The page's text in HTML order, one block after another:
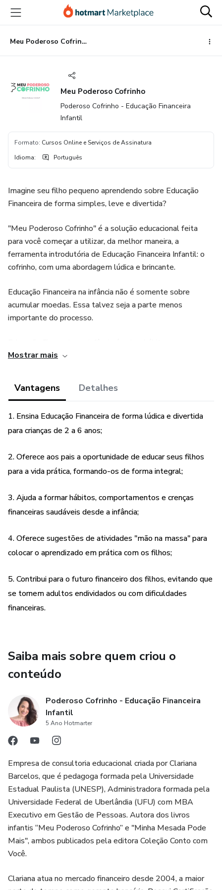
para
conteúdo
principal
para
pagamento
para
rodapé
Meu Poderoso Cofrinho
Meu Poderoso Cofrinho
Poderoso Cofrinho - Educação Financeira
Infantil
Formato: Cursos Online e Serviços de Assinatura
Idioma: Português
Imagine seu filho pequeno aprendendo sobre Educação
Financeira de forma simples, leve e divertida?
"Meu Poderoso Cofrinho" é a solução educacional feita
para você começar a utilizar, da melhor maneira, a
ferramenta introdutória de Educação Financeira Infantil: o
cofrinho, com uma abordagem lúdica e brincante.
Educação Financeira na infância não é somente sobre
acumular moedas. Essa talvez seja a parte menos
importante do processo.
comportamentos, crenças e oferecer os melhores
A inteligência financeira de uma pessoa começa a ser
precisamos ir além, demonstrar o poder que temos nas
mãos quando pensamos no consumo e nas questões
O curso é composto por 12 aulas gravadas para os pais e 6
Os bônus são compostos por vídeos que oferecem
sugestões de atividades "mão na massa" tendo a criança
processo de aprendizado.
Recomendado para pais que:
- Se preocupam com o futuro financeiro dos seus filhos;
- Acreditam que educação é o melhor investimento que
forma integral;
perguntam sobre como funciona o dinheiro e como ganhá-
- Se preocupam que seus filhos sejam consumistas e se
tornem adultos endividados ou com dificuldades
financeiras no futuro;
- Concordam que a primeira infância é o melhor momento
para começar.
Faixa etária: crianças de 2 a 6 anos
Mostrar mais
Vantagens Detalhes
1. Ensina Educação Financeira de forma lúdica e divertida
para crianças de 2 a 6 anos;
2. Oferece aos pais a oportunidade de educar seus filhos
para a vida prática, formando-os de forma integral;
3. Ajuda a formar hábitos, comportamentos e crenças
financeiras saudáveis desde a infância;
4. Oferece sugestões de atividades "mão na massa" para
colocar o aprendizado em prática com os filhos;
5. Contribui para o futuro financeiro dos filhos, evitando que
se tornem adultos endividados ou com dificuldades
financeiras.
Saiba mais sobre quem criou o
conteúdo
Poderoso Cofrinho - Educação Financeira
Infantil
5 Ano Hotmarter
Empresa de consultoria educacional criada por Clariana
Barcelos, que é pedagoga formada pela Universidade
Estadual Paulista (UNESP), Administradora formada pela
Universidade Federal de Uberlândia (UFU) com MBA
Executivo em Gestão de Pessoas. Autora dos livros
infantis “Meu Poderoso Cofrinho” e "Minha Mesada Pode
Mais", ambos publicados pela editora Coleção Conto com
Você.
Clariana atua no mercado financeiro desde 2004, a maior